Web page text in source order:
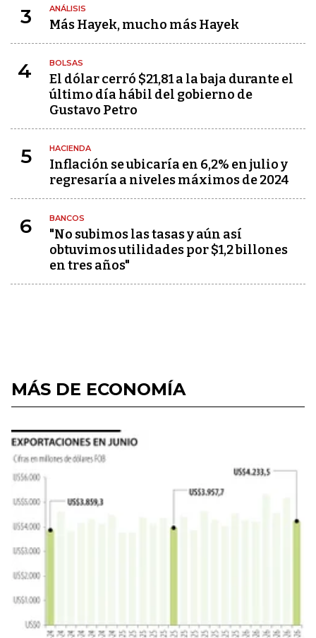
3 ANÁLISIS
Más Hayek, mucho más Hayek
4 BOLSAS
El dólar cerró $21,81 a la baja durante el
último día hábil del gobierno de
Gustavo Petro
5 HACIENDA
Inflación se ubicaría en 6,2% en julio y
regresaría a niveles máximos de 2024
6 BANCOS
"No subimos las tasas y aún así
obtuvimos utilidades por $1,2 billones
en tres años"
MÁS DE ECONOMÍA